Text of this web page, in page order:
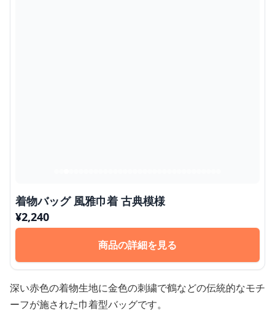
着物バッグ 風雅巾着 古典模様
¥2,240
商品の詳細を見る
深い赤色の着物生地に金色の刺繍で鶴などの伝統的なモチ
ーフが施された巾着型バッグです。